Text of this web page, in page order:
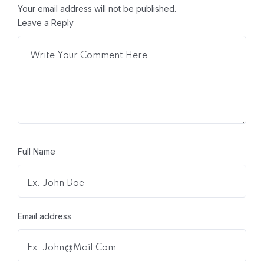
Your email address will not be published.
Leave a Reply
Full Name
Email address